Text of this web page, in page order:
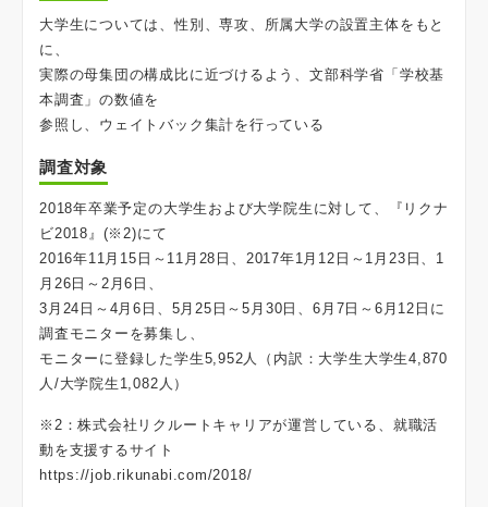
大学生については、性別、専攻、所属大学の設置主体をもと
に、
実際の母集団の構成比に近づけるよう、文部科学省「学校基
本調査」の数値を
参照し、ウェイトバック集計を行っている
調査対象
2018年卒業予定の大学生および大学院生に対して、『リクナ
ビ2018』(※2)にて
2016年11月15日～11月28日、2017年1月12日～1月23日、1
月26日～2月6日、
3月24日～4月6日、5月25日～5月30日、6月7日～6月12日に
調査モニターを募集し、
モニターに登録した学生5,952人（内訳：大学生大学生4,870
人/大学院生1,082人）
※2：株式会社リクルートキャリアが運営している、就職活
動を支援するサイト
https://job.rikunabi.com/2018/